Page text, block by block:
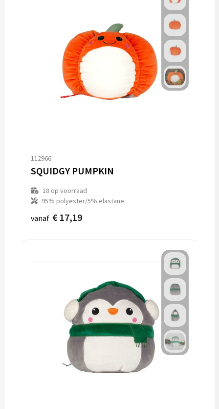
112966
SQUIDGY PUMPKIN
18 op voorraad
95% polyester/5% elastane.
vanaf € 17,19